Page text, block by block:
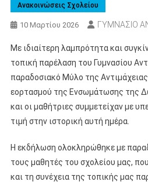
Ανακοινώσεις Σχολείου
10 Μαρτίου 2026 ΓΥΜΝΑΣΙΟ
Με ιδιαίτερη λαμπρότητα και
τοπική παρέλαση του Γυμνασίου
παραδοσιακό Μύλο της Αντιμάχειας
εορτασμού της Ενσωμάτωσης της
και οι μαθήτριες συμμετείχαν με
τιμή στην ιστορική αυτή ημέρα.
Η εκδήλωση ολοκληρώθηκε με
τους μαθητές του σχολείου μας,
και τη συνέχεια της τοπικής μας